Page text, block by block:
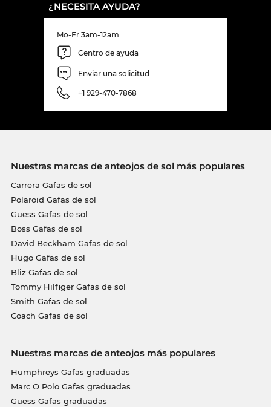
¿NECESITA AYUDA?
Mo-Fr 3am-12am
Centro de ayuda
Enviar una solicitud
+1 929-470-7868
Nuestras marcas de anteojos de sol más populares
Carrera Gafas de sol
Polaroid Gafas de sol
Guess Gafas de sol
Boss Gafas de sol
David Beckham Gafas de sol
Hugo Gafas de sol
Bliz Gafas de sol
Tommy Hilfiger Gafas de sol
Smith Gafas de sol
Coach Gafas de sol
Nuestras marcas de anteojos más populares
Humphreys Gafas graduadas
Marc O Polo Gafas graduadas
Guess Gafas graduadas